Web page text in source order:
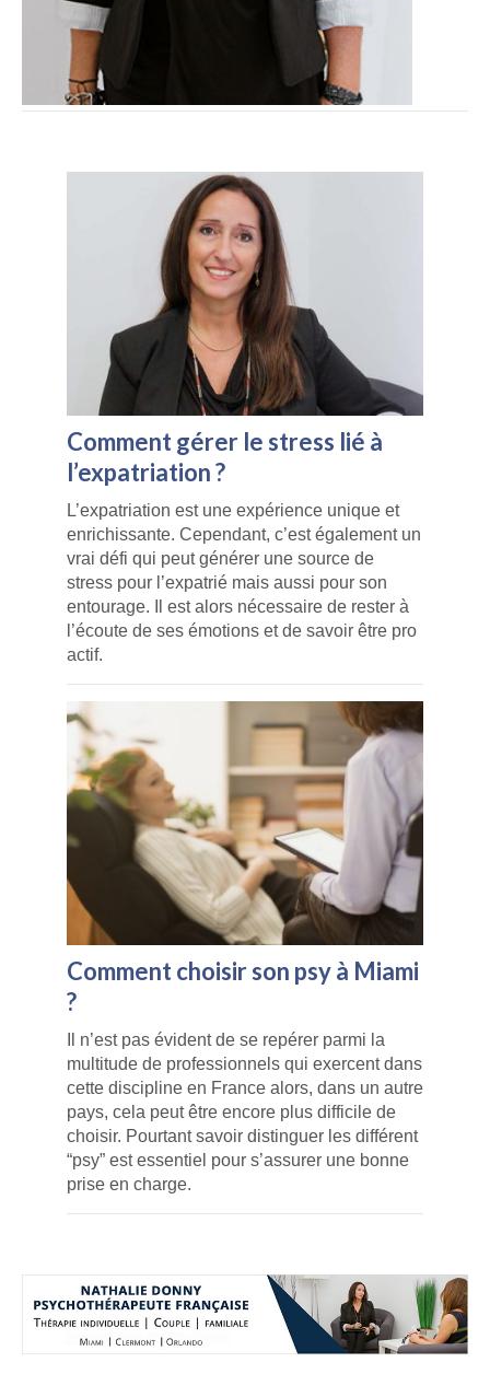
Comment gérer le stress lié à
l’expatriation ?
L’expatriation est une expérience unique et
enrichissante. Cependant, c’est également un
vrai défi qui peut générer une source de
stress pour l’expatrié mais aussi pour son
entourage. Il est alors nécessaire de rester à
l’écoute de ses émotions et de savoir être pro
actif.
Comment choisir son psy à Miami
?
Il n’est pas évident de se repérer parmi la
multitude de professionnels qui exercent dans
cette discipline en France alors, dans un autre
pays, cela peut être encore plus difficile de
choisir. Pourtant savoir distinguer les différent
“psy” est essentiel pour s’assurer une bonne
prise en charge.